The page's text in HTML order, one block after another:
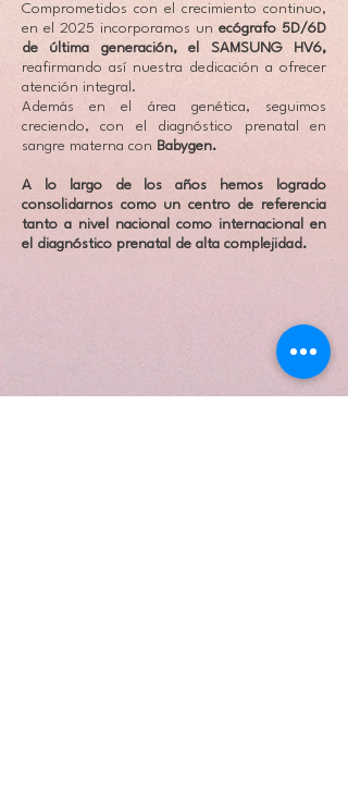
Comprometidos con el crecimiento continuo,
en el 2025 incorporamos un ecógrafo 5D/6D
de última generación, el SAMSUNG HV6,
reafirmando así nuestra dedicación a ofrecer
atención integral.
Además en el área genética, seguimos
creciendo, con el diagnóstico prenatal en
sangre materna con Babygen.
A lo largo de los años hemos logrado
consolidarnos como un centro de referencia
tanto a nivel nacional como internacional en
el diagnóstico prenatal de alta complejidad.